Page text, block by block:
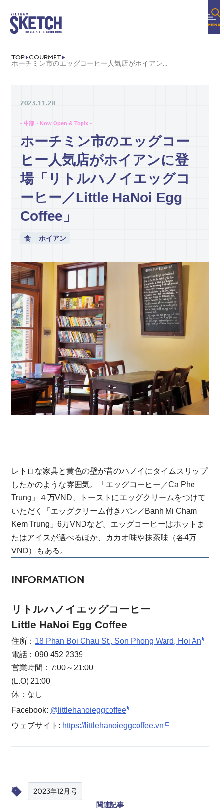
TOP GOURMET
ホーチミン市のエッグコーヒー人気店がホイアンに登場「リトルハノイエッグコーヒー／LITTLE HANOI EGG COFFEE」
2023.11.28
• 中部・Now Open & Topix •
ホーチミン市のエッグコー
ヒー人気店がホイアンに登
場「リトルハノイエッグコ
ーヒー／Little HaNoi Egg
Coffee」
食 ホイアン
レトロな家具と黄色の壁が昔のハノイにタイムスリップ
したかのような雰囲気。「エッグコーヒー／Ca Phe
Trung」４万VND、トーストにエッグクリームをつけて
いただく「エッグクリーム付きパン／Banh Mi Cham
Kem Trung」6万VNDなど。エッグコーヒーはホットま
たはアイスが選べるほか、カカオ味や抹茶味（各4万
VND）もある。
INFORMATION
リトルハノイエッグコーヒー
Little HaNoi Egg Coffee
住所： 18 Phan Boi Chau St., Son Phong Ward, Hoi An
電話：090 452 2339
営業時間：7:00～21:00
(L.O) 21:00
休：なし
Facebook: @littlehanoieggcoffee
ウェブサイト: https://littlehanoieggcoffee.vn
2023年12月号
関連記事